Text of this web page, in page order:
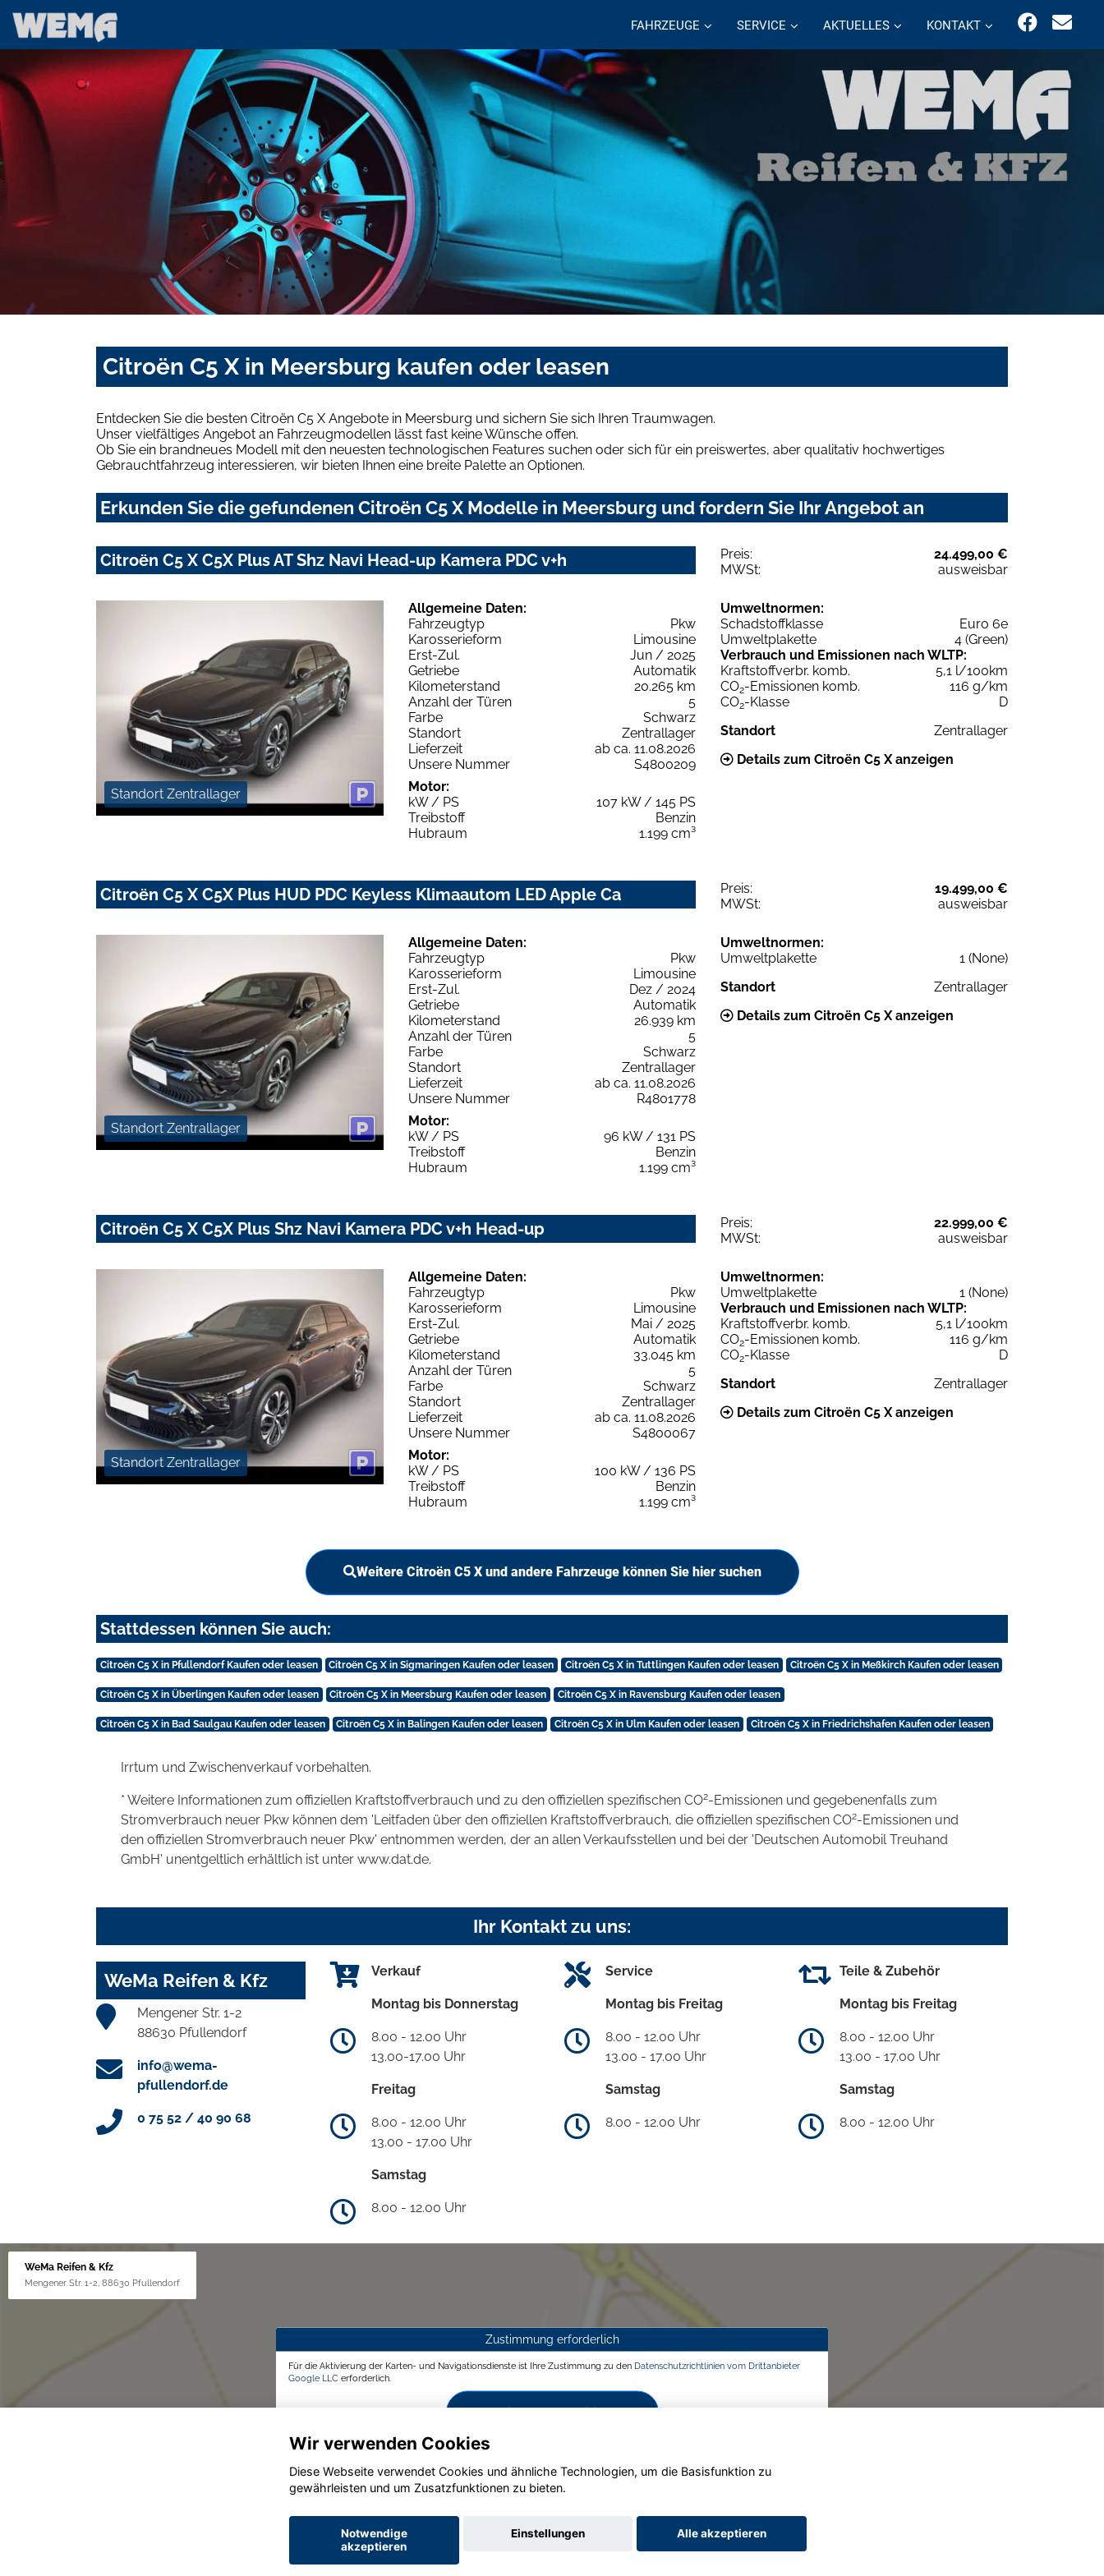
FAHRZEUGE SERVICE AKTUELLES KONTAKT
Citroën C5 X in Meersburg kaufen oder leasen
Entdecken Sie die besten Citroën C5 X Angebote in Meersburg und sichern Sie sich Ihren Traumwagen.
Unser vielfältiges Angebot an Fahrzeugmodellen lässt fast keine Wünsche offen.
Ob Sie ein brandneues Modell mit den neuesten technologischen Features suchen oder sich für ein preiswertes, aber qualitativ hochwertiges
Gebrauchtfahrzeug interessieren, wir bieten Ihnen eine breite Palette an Optionen.
Erkunden Sie die gefundenen Citroën C5 X Modelle in Meersburg und fordern Sie Ihr Angebot an
Citroën C5 X C5X Plus AT Shz Navi Head-up Kamera PDC v+h Preis:
24.499,00 €
MWSt:
ausweisbar
Standort Zentrallager
Allgemeine Daten:
Fahrzeugtyp
Pkw
Karosserieform
Limousine
Erst-Zul.
Jun / 2025
Getriebe
Automatik
Kilometerstand
20.265 km
Anzahl der Türen
5
Farbe
Schwarz
Standort
Zentrallager
Lieferzeit
ab ca. 11.08.2026
Unsere Nummer
S4800209
Motor:
kW / PS
107 kW / 145 PS
Treibstoff
Benzin
Hubraum
1.199 cm³
Umweltnormen:
Schadstoffklasse
Euro 6e
Umweltplakette
4 (Green)
Verbrauch und Emissionen nach WLTP:
Kraftstoffverbr. komb.
5,1 l/100km
CO2-Emissionen komb.
116 g/km
CO2-Klasse
D
Standort
Zentrallager
Details zum Citroën C5 X anzeigen
Citroën C5 X C5X Plus HUD PDC Keyless Klimaautom LED Apple Ca Preis:
19.499,00 €
MWSt:
ausweisbar
Standort Zentrallager
Allgemeine Daten:
Fahrzeugtyp
Pkw
Karosserieform
Limousine
Erst-Zul.
Dez / 2024
Getriebe
Automatik
Kilometerstand
26.939 km
Anzahl der Türen
5
Farbe
Schwarz
Standort
Zentrallager
Lieferzeit
ab ca. 11.08.2026
Unsere Nummer
R4801778
Motor:
kW / PS
96 kW / 131 PS
Treibstoff
Benzin
Hubraum
1.199 cm³
Umweltnormen:
Umweltplakette
1 (None)
Standort
Zentrallager
Details zum Citroën C5 X anzeigen
Citroën C5 X C5X Plus Shz Navi Kamera PDC v+h Head-up Preis:
22.999,00 €
MWSt:
ausweisbar
Standort Zentrallager
Allgemeine Daten:
Fahrzeugtyp
Pkw
Karosserieform
Limousine
Erst-Zul.
Mai / 2025
Getriebe
Automatik
Kilometerstand
33.045 km
Anzahl der Türen
5
Farbe
Schwarz
Standort
Zentrallager
Lieferzeit
ab ca. 11.08.2026
Unsere Nummer
S4800067
Motor:
kW / PS
100 kW / 136 PS
Treibstoff
Benzin
Hubraum
1.199 cm³
Umweltnormen:
Umweltplakette
1 (None)
Verbrauch und Emissionen nach WLTP:
Kraftstoffverbr. komb.
5,1 l/100km
CO2-Emissionen komb.
116 g/km
CO2-Klasse
D
Standort
Zentrallager
Details zum Citroën C5 X anzeigen
Weitere Citroën C5 X und andere Fahrzeuge können Sie hier suchen
Stattdessen können Sie auch:
Citroën C5 X in Pfullendorf Kaufen oder leasen Citroën C5 X in Sigmaringen Kaufen oder leasen Citroën C5 X in Tuttlingen Kaufen oder leasen Citroën C5 X in Meßkirch Kaufen oder leasen
Citroën C5 X in Überlingen Kaufen oder leasen Citroën C5 X in Meersburg Kaufen oder leasen Citroën C5 X in Ravensburg Kaufen oder leasen
Citroën C5 X in Bad Saulgau Kaufen oder leasen Citroën C5 X in Balingen Kaufen oder leasen Citroën C5 X in Ulm Kaufen oder leasen Citroën C5 X in Friedrichshafen Kaufen oder leasen
Irrtum und Zwischenverkauf vorbehalten.
* Weitere Informationen zum offiziellen Kraftstoffverbrauch und zu den offiziellen spezifischen CO2-Emissionen und gegebenenfalls zum
Stromverbrauch neuer Pkw können dem 'Leitfaden über den offiziellen Kraftstoffverbrauch, die offiziellen spezifischen CO2-Emissionen und
den offiziellen Stromverbrauch neuer Pkw' entnommen werden, der an allen Verkaufsstellen und bei der 'Deutschen Automobil Treuhand
GmbH' unentgeltlich erhältlich ist unter www.dat.de.
Ihr Kontakt zu uns:
WeMa Reifen & Kfz
Mengener Str. 1-2
88630 Pfullendorf
info@wema-
pfullendorf.de
0 75 52 / 40 90 68
Verkauf
Montag bis Donnerstag
8.00 - 12.00 Uhr
13.00-17.00 Uhr
Freitag
8.00 - 12.00 Uhr
13.00 - 17.00 Uhr
Samstag
8.00 - 12.00 Uhr
Service
Montag bis Freitag
8.00 - 12.00 Uhr
13.00 - 17.00 Uhr
Samstag
8.00 - 12.00 Uhr
Teile & Zubehör
Montag bis Freitag
8.00 - 12.00 Uhr
13.00 - 17.00 Uhr
Samstag
8.00 - 12.00 Uhr
WeMa Reifen & Kfz
Mengener Str. 1-2, 88630 Pfullendorf
Zustimmung erforderlich
Für die Aktivierung der Karten- und Navigationsdienste ist Ihre Zustimmung zu den Datenschutzrichtlinien vom Drittanbieter
Google LLC erforderlich.
Zustimmen und aktivieren
Wir verwenden Cookies
Diese Webseite verwendet Cookies und ähnliche Technologien, um die Basisfunktion zu
gewährleisten und um Zusatzfunktionen zu bieten.
Notwendige
akzeptieren
Einstellungen Alle akzeptieren